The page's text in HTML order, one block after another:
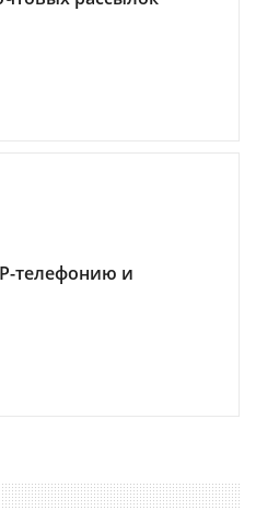
телефонию и